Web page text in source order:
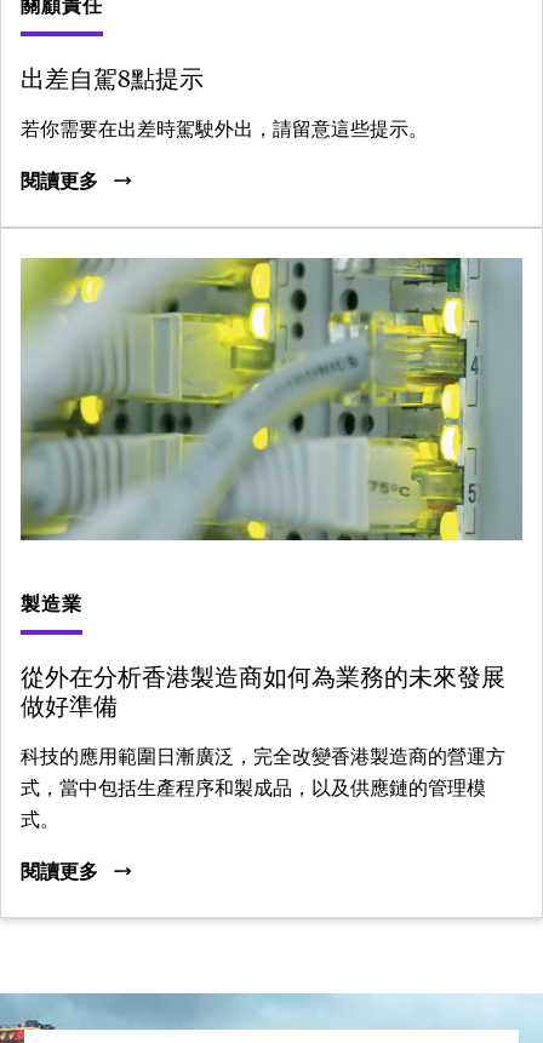
關顧責任
出差自駕8點提示
若你需要在出差時駕駛外出，請留意這些提示。
閱讀更多
製造業
從外在分析香港製造商如何為業務的未來發展
做好準備
科技的應用範圍日漸廣泛，完全改變香港製造商的營運方
式，當中包括生產程序和製成品，以及供應鏈的管理模
式。
閱讀更多